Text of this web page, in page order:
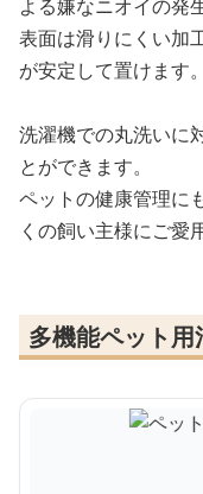
よる嫌なニオイの発
表面は滑りにくい加
が安定して置けます。
洗濯機での丸洗いに
とができます。
ペットの健康管理に
くの飼い主様にご愛
多機能ペット用